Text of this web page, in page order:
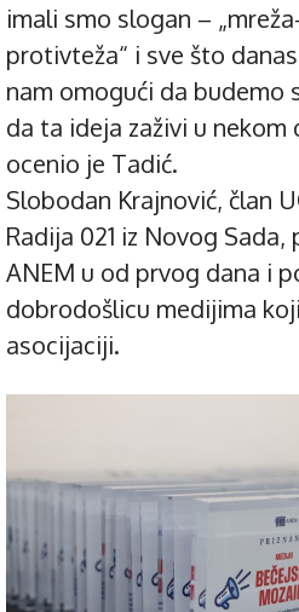
imali smo slogan –
protivteža“ i sve što
nam omogući da budemo
da ta ideja zaživi u nekom
ocenio je Tadić.
Slobodan Krajnović, član
Radija 021 iz Novog
ANEM u od prvog dana i
dobrodošlicu medijima
asocijaciji.